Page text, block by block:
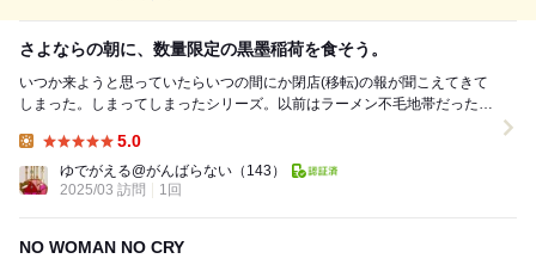
さよならの朝に、数量限定の黒墨稲荷を食そう。
いつか来ようと思っていたらいつの間にか閉店(移転)の報が聞こえてきて
しまった。しまってしまったシリーズ。以前はラーメン不毛地帯だった芦
5.0
ゆでがえる@がんばらない （143）
2025/03 訪問
1回
NO WOMAN NO CRY